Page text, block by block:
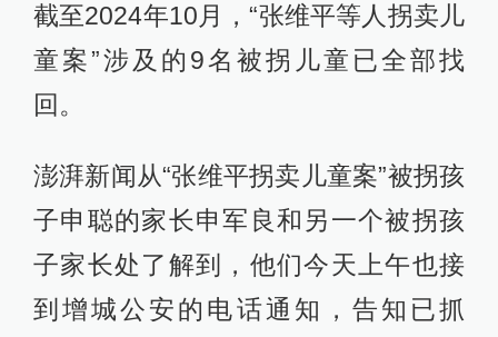
截至2024年10月，“张维平等人拐卖儿
童案”涉及的9名被拐儿童已全部找
回。
澎湃新闻从“张维平拐卖儿童案”被拐孩
子申聪的家长申军良和另一个被拐孩
子家长处了解到，他们今天上午也接
到增城公安的电话通知，告知已抓